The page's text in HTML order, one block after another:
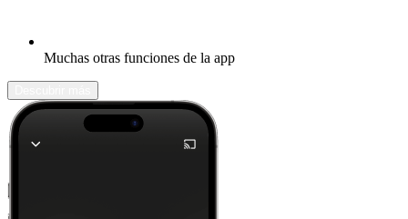
Muchas otras funciones de la app